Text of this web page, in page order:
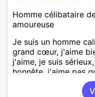
Homme célibataire
amoureuse
Je suis un homme
grand cœur, j'aime
j'aime, je suis
honnête, j'aime pas
pas les mensonges.
amoureuse et